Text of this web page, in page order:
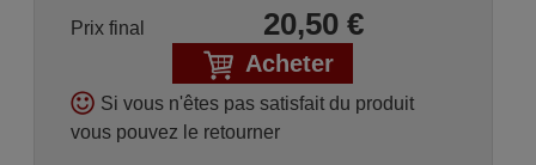
Prix final
20,50€
Acheter
Si vous n'êtes pas satisfait du produit
vous pouvez le retourner